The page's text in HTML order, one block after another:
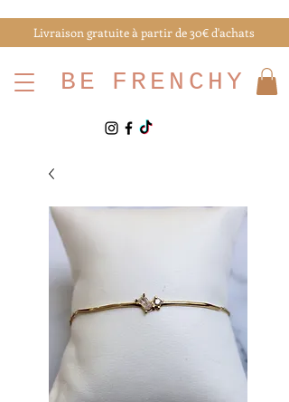
Livraison gratuite à partir de 30€ d'achats
BE FRENCHY